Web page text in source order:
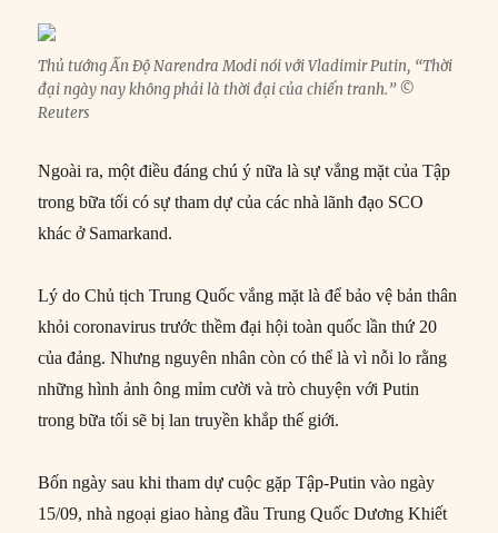
Thủ tướng Ấn Độ Narendra Modi nói với Vladimir Putin, “Thời
đại ngày nay không phải là thời đại của chiến tranh.” ©
Reuters
Ngoài ra, một điều đáng chú ý nữa là sự vắng mặt của Tập
trong bữa tối có sự tham dự của các nhà lãnh đạo SCO
khác ở Samarkand.
Lý do Chủ tịch Trung Quốc vắng mặt là để bảo vệ bản thân
khỏi coronavirus trước thềm đại hội toàn quốc lần thứ 20
của đảng. Nhưng nguyên nhân còn có thể là vì nỗi lo rằng
những hình ảnh ông mỉm cười và trò chuyện với Putin
trong bữa tối sẽ bị lan truyền khắp thế giới.
Bốn ngày sau khi tham dự cuộc gặp Tập-Putin vào ngày
15/09, nhà ngoại giao hàng đầu Trung Quốc Dương Khiết